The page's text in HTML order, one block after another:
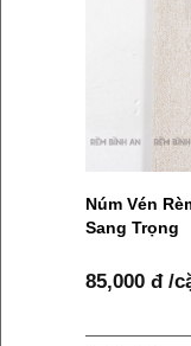
Núm Vén
Sang Trọng
85,000 đ /